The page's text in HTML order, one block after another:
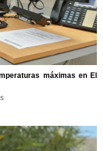
máximas en El